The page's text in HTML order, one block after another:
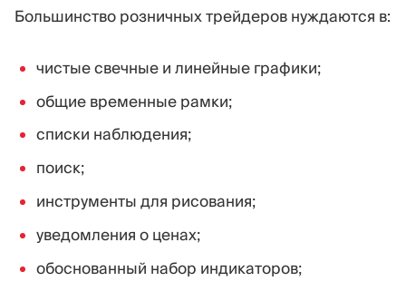
Большинство розничных трейдеров нуждаются в:
чистые свечные и линейные графики;
общие временные рамки;
списки наблюдения;
поиск;
инструменты для рисования;
уведомления о ценах;
обоснованный набор индикаторов;